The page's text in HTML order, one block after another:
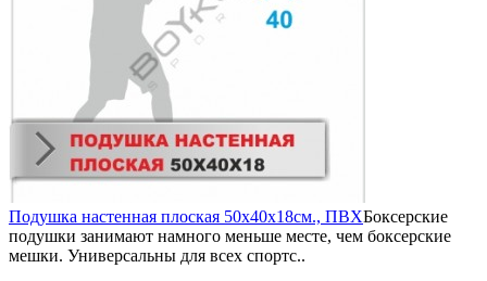
Подушка настенная плоская 50х40х18см., ПВХБоксерские
подушки занимают намного меньше месте, чем боксерские
мешки. Универсальны для всех спортс..